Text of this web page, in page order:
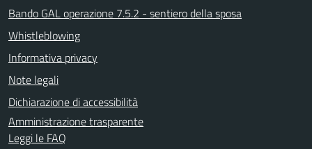
Bando GAL operazione 7.5.2 - sentiero della sposa
Whistleblowing
Informativa privacy
Note legali
Dichiarazione di accessibilità
Amministrazione trasparente
Leggi le FAQ